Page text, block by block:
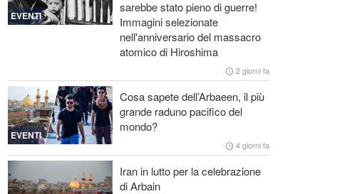
EVENTI
sarebbe stato pieno di guerre!
Immagini selezionate
nell'anniversario del massacro
atomico di Hiroshima
2 giorni fa
EVENTI
Cosa sapete dell’Arbaeen, il più
grande raduno pacifico del
mondo?
4 giorni fa
Iran in lutto per la celebrazione
di Arbain